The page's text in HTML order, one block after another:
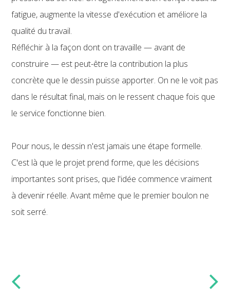
fatigue, augmente la vitesse d'exécution et améliore la
qualité du travail.
Réfléchir à la façon dont on travaille — avant de
construire — est peut-être la contribution la plus
concrète que le dessin puisse apporter. On ne le voit pas
dans le résultat final, mais on le ressent chaque fois que
le service fonctionne bien.
Pour nous, le dessin n'est jamais une étape formelle.
C'est là que le projet prend forme, que les décisions
importantes sont prises, que l'idée commence vraiment
à devenir réelle. Avant même que le premier boulon ne
soit serré.